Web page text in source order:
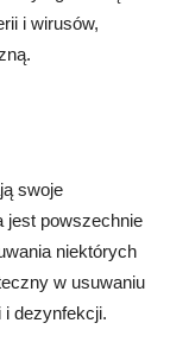
i wirusów,
swoje
jest powszechnie
niektórych
w usuwaniu
dezynfekcji.